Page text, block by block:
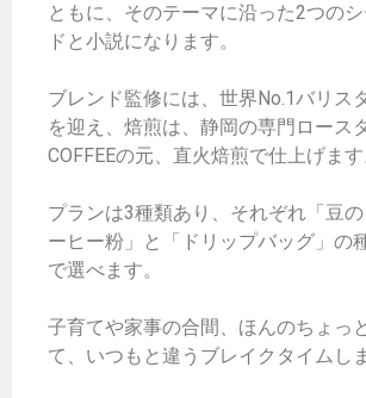
ともに、そのテーマに沿った2つの
ドと小説になります。
ブレンド監修には、世界No.1バリス
を迎え、焙煎は、静岡の専門ロース
COFFEEの元、直火焙煎で仕上げます
プランは3種類あり、それぞれ「豆
ーヒー粉」と「ドリップバッグ」の
で選べます。
子育てや家事の合間、ほんのちょっ
て、いつもと違うブレイクタイムし